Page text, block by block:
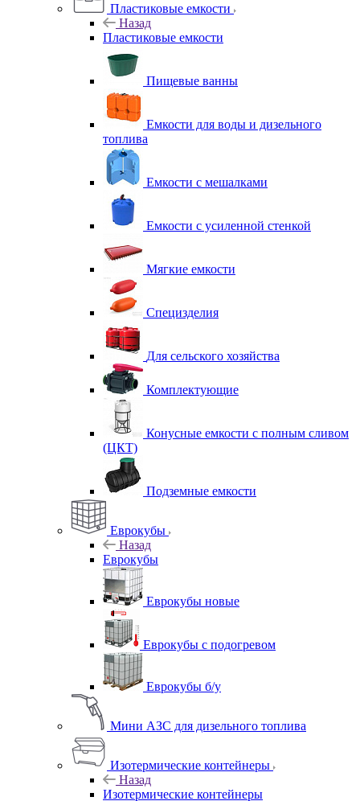
Пластиковые емкости
Назад
Пластиковые емкости
Пищевые ванны
Емкости для воды и дизельного
топлива
Емкости с мешалками
Емкости с усиленной стенкой
Мягкие емкости
Специзделия
Для сельского хозяйства
Комплектующие
Конусные емкости с полным сливом
(ЦКТ)
Подземные емкости
Еврокубы
Назад
Еврокубы
Еврокубы новые
Еврокубы с подогревом
Еврокубы б/у
Мини АЗС для дизельного топлива
Изотермические контейнеры
Назад
Изотермические контейнеры